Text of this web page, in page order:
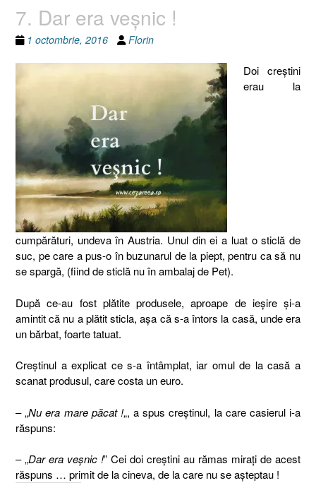
7. Dar era veşnic !
1 octombrie, 2016 Florin
Doi creştini
erau la
cumpărături, undeva în Austria. Unul din ei a luat o sticlă de
suc, pe care a pus-o în buzunarul de la piept, pentru ca să nu
se spargă, (fiind de sticlă nu în ambalaj de Pet).
După ce-au fost plătite produsele, aproape de ieşire şi-a
amintit că nu a plătit sticla, aşa că s-a întors la casă, unde era
un bărbat, foarte tatuat.
Creştinul a explicat ce s-a întâmplat, iar omul de la casă a
scanat produsul, care costa un euro.
– „Nu era mare păcat !„, a spus creştinul, la care casierul i-a
răspuns:
– „Dar era veşnic !” Cei doi creştini au rămas miraţi de acest
răspuns … primit de la cineva, de la care nu se aşteptau !